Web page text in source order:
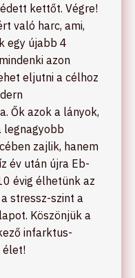
kettőt. Végre!
való harc, ami,
egy újabb 4
azon
eljutni a célhoz
Ők azok a lányok,
legnagyobb
zajlik, hanem
év után újra Eb-
évig élhetünk az
stressz-szint a
Köszönjük a
infarktus-
élet!